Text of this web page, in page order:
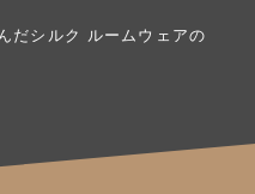
だシルク ルームウェアの